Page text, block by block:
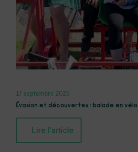
17 septembre 2025
Évasion et découvertes : balade en
Lire l'article